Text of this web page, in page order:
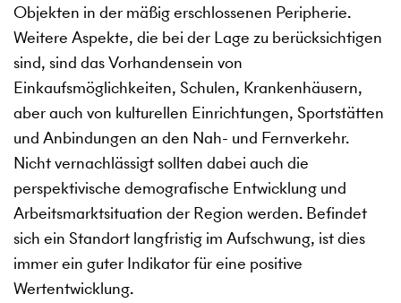
Objekten in der mäßig erschlossenen Peripherie.
Weitere Aspekte, die bei der Lage zu berücksichtigen
sind, sind das Vorhandensein von
Einkaufsmöglichkeiten, Schulen, Krankenhäusern,
aber auch von kulturellen Einrichtungen, Sportstätten
und Anbindungen an den Nah- und Fernverkehr.
Nicht vernachlässigt sollten dabei auch die
perspektivische demografische Entwicklung und
Arbeitsmarktsituation der Region werden. Befindet
sich ein Standort langfristig im Aufschwung, ist dies
immer ein guter Indikator für eine positive
Wertentwicklung.